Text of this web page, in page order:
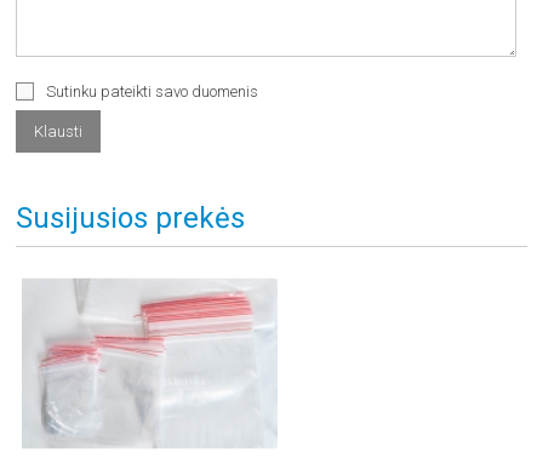
Sutinku pateikti savo duomenis
Susijusios prekės